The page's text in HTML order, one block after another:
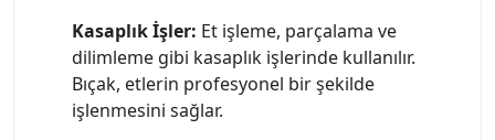
Kasaplık İşler: Et işleme, parçalama ve
dilimleme gibi kasaplık işlerinde kullanılır.
Bıçak, etlerin profesyonel bir şekilde
işlenmesini sağlar.